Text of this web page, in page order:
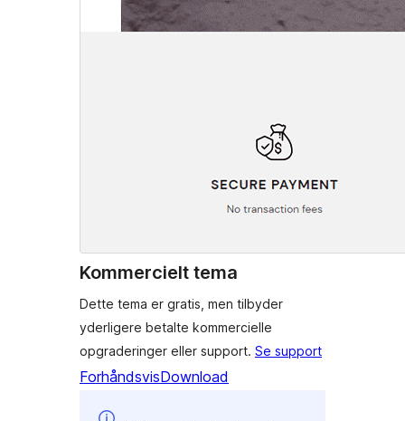
Kommercielt tema
Dette tema er gratis, men tilbyder
yderligere betalte kommercielle
opgraderinger eller support. Se support
ForhåndsvisDownload